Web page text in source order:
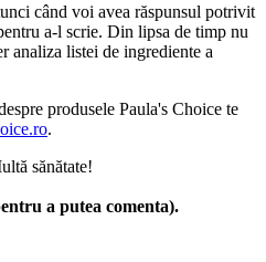
când voi avea răspunsul potrivit
a-l scrie. Din lipsa de timp nu
analiza listei de ingrediente a
produsele Paula's Choice te
.
sănătate!
a putea comenta).